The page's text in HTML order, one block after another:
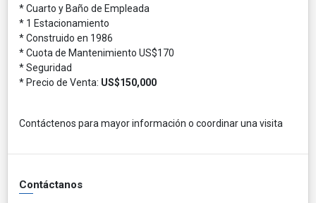
* Cuarto y Baño de Empleada
* 1 Estacionamiento
* Construido en 1986
* Cuota de Mantenimiento US$170
* Seguridad
* Precio de Venta: US$150,000
Contáctenos para mayor información o coordinar una visita
Contáctanos